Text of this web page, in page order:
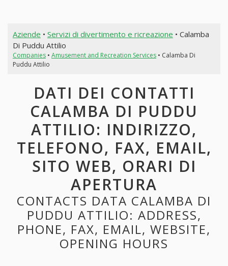
Aziende • Servizi di divertimento e ricreazione • Calamba
Di Puddu Attilio
Companies• Amusement and Recreation Services• Calamba Di
Puddu Attilio
DATI DEI CONTATTI
CALAMBA DI PUDDU
ATTILIO: INDIRIZZO,
TELEFONO, FAX, EMAIL,
SITO WEB, ORARI DI
APERTURA
CONTACTS DATA CALAMBA DI
PUDDU ATTILIO: ADDRESS,
PHONE, FAX, EMAIL, WEBSITE,
OPENING HOURS